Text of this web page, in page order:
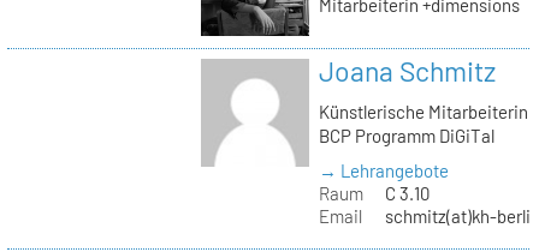
Mitarbeiterin +dimensions
Joana Schmitz
Künstlerische Mitarbeiterin
BCP Programm DiGiTal
→ Lehrangebote
Raum
C 3.10
Email
schmitz(at)kh-